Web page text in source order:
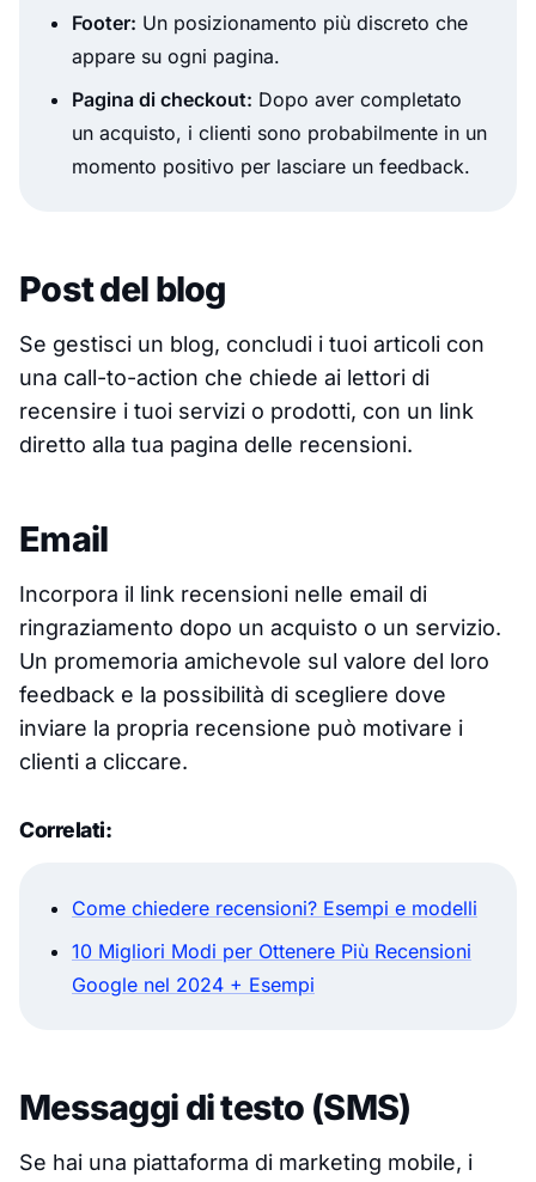
Footer: Un posizionamento più discreto che
appare su ogni pagina.
Pagina di checkout: Dopo aver completato
un acquisto, i clienti sono probabilmente in un
momento positivo per lasciare un feedback.
Post del blog
Se gestisci un blog, concludi i tuoi articoli con
una call-to-action che chiede ai lettori di
recensire i tuoi servizi o prodotti, con un link
diretto alla tua pagina delle recensioni.
Email
Incorpora il link recensioni nelle email di
ringraziamento dopo un acquisto o un servizio.
Un promemoria amichevole sul valore del loro
feedback e la possibilità di scegliere dove
inviare la propria recensione può motivare i
clienti a cliccare.
Correlati:
Come chiedere recensioni? Esempi e modelli
10 Migliori Modi per Ottenere Più Recensioni
Google nel 2024 + Esempi
Messaggi di testo (SMS)
Se hai una piattaforma di marketing mobile, i